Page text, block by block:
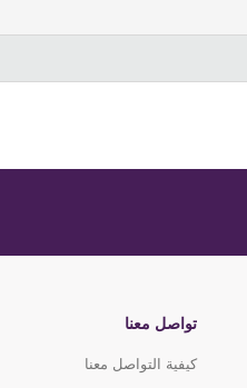
تواصل معنا
كيفية التواصل معنا